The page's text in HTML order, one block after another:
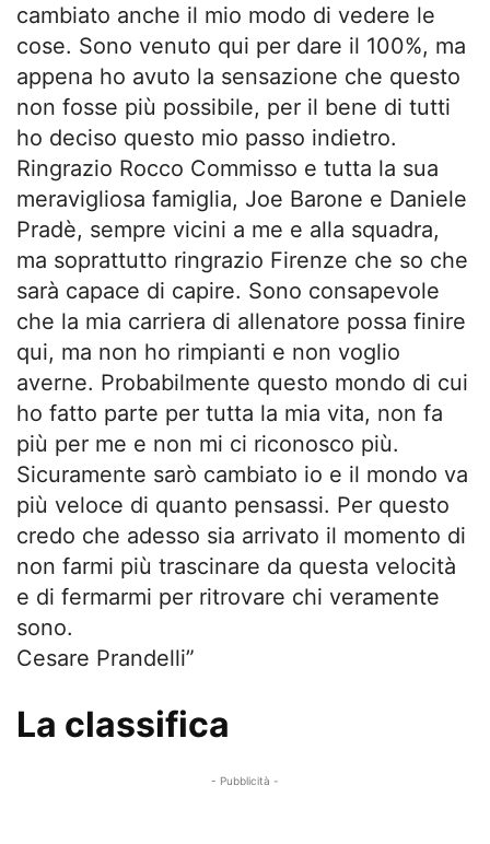
cambiato anche il mio modo di vedere le
cose. Sono venuto qui per dare il 100%, ma
appena ho avuto la sensazione che questo
non fosse più possibile, per il bene di tutti
ho deciso questo mio passo indietro.
Ringrazio Rocco Commisso e tutta la sua
meravigliosa famiglia, Joe Barone e Daniele
Pradè, sempre vicini a me e alla squadra,
ma soprattutto ringrazio Firenze che so che
sarà capace di capire. Sono consapevole
che la mia carriera di allenatore possa finire
qui, ma non ho rimpianti e non voglio
averne. Probabilmente questo mondo di cui
ho fatto parte per tutta la mia vita, non fa
più per me e non mi ci riconosco più.
Sicuramente sarò cambiato io e il mondo va
più veloce di quanto pensassi. Per questo
credo che adesso sia arrivato il momento di
non farmi più trascinare da questa velocità
e di fermarmi per ritrovare chi veramente
sono.
Cesare Prandelli”
La classifica
- Pubblicità -